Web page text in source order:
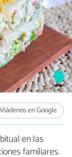
en Google
en las
familiares.